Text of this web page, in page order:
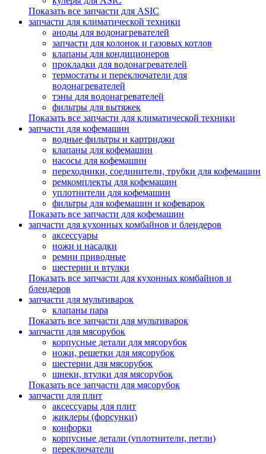
Показать все запчасти для ASIC
запчасти для климатической техники
аноды для водонагревателей
запчасти для колонок и газовых котлов
клапаны для кондиционеров
прокладки для водонагревателей
термостаты и переключатели для
водонагревателей
тэны для водонагревателей
фильтры для вытяжек
Показать все запчасти для климатической техники
запчасти для кофемашин
водные фильтры и картриджи
клапаны для кофемашин
насосы для кофемашин
переходники, соединители, трубки для кофемашин
ремкомплекты для кофемашин
уплотнители для кофемашин
фильтры для кофемашин и кофеварок
Показать все запчасти для кофемашин
запчасти для кухонных комбайнов и блендеров
аксессуары
ножи и насадки
ремни приводные
шестерни и втулки
Показать все запчасти для кухонных комбайнов и
блендеров
запчасти для мультиварок
клапаны пара
Показать все запчасти для мультиварок
запчасти для мясорубок
корпусные детали для мясорубок
ножи, решетки для мясорубок
шестерни для мясорубок
шнеки, втулки для мясорубок
Показать все запчасти для мясорубок
запчасти для плит
аксессуары для плит
жиклеры (форсунки)
конфорки
корпусные детали (уплотнители, петли)
переключатели